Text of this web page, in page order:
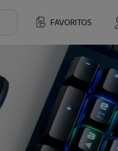
FAVORITOS